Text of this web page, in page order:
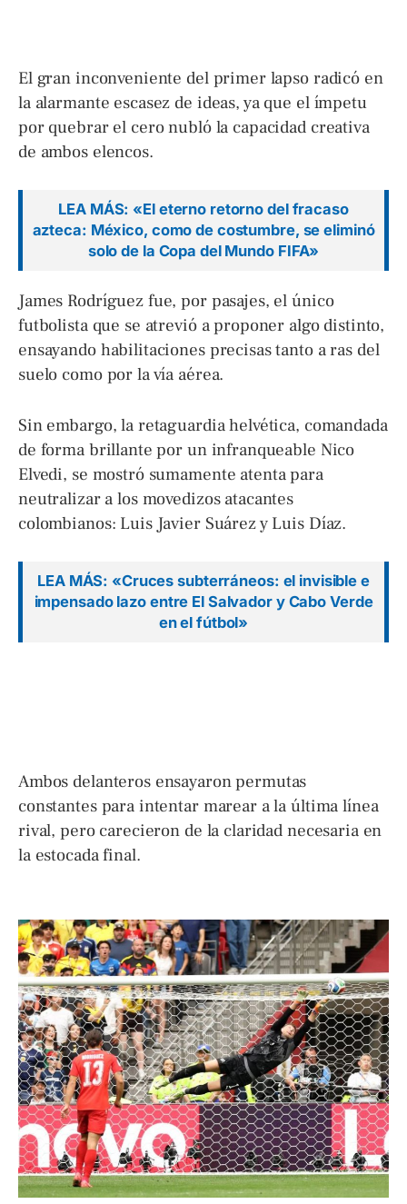
El gran inconveniente del primer lapso radicó en
la alarmante escasez de ideas, ya que el ímpetu
por quebrar el cero nubló la capacidad creativa
de ambos elencos.
LEA MÁS: «El eterno retorno del fracaso
azteca: México, como de costumbre, se eliminó
solo de la Copa del Mundo FIFA»
James Rodríguez fue, por pasajes, el único
futbolista que se atrevió a proponer algo distinto,
ensayando habilitaciones precisas tanto a ras del
suelo como por la vía aérea.
Sin embargo, la retaguardia helvética, comandada
de forma brillante por un infranqueable Nico
Elvedi, se mostró sumamente atenta para
neutralizar a los movedizos atacantes
colombianos: Luis Javier Suárez y Luis Díaz.
LEA MÁS: «Cruces subterráneos: el invisible e
impensado lazo entre El Salvador y Cabo Verde
en el fútbol»
Ambos delanteros ensayaron permutas
constantes para intentar marear a la última línea
rival, pero carecieron de la claridad necesaria en
la estocada final.